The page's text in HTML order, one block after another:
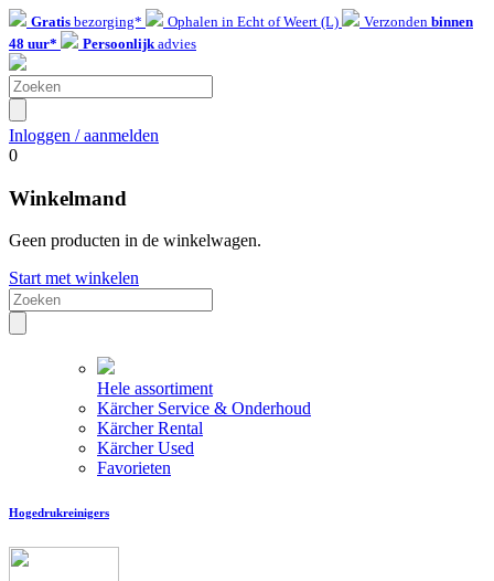
Gratis bezorging* Ophalen in Echt of Weert (L) Verzonden binnen
48 uur*
Persoonlijkadvies
Inloggen / aanmelden
0
Winkelmand
Geen producten in de winkelwagen.
Start met winkelen
Hele assortiment
Kärcher Service & Onderhoud
Kärcher Rental
Kärcher Used
Favorieten
Hogedrukreinigers